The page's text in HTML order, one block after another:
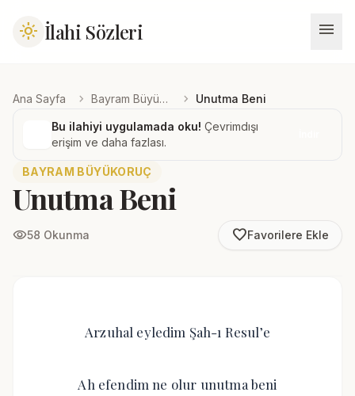
light_mode İlahi Sözleri menu
Ana Sayfa chevron_right Bayram Büyükoruç chevron_right Unutma Beni
Bu ilahiyi uygulamada oku! Çevrimdışı
erişim ve daha fazlası.
BAYRAM BÜYÜKORUÇ
Unutma Beni
visibility58 Okunma favorite_borderFavorilere Ekle
Arzuhal eyledim Şah-ı Resul’e
Ah efendim ne olur unutma beni